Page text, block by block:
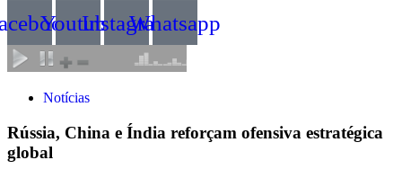
YoutubeInstagramWhatsapp
Notícias
Rússia, China e Índia reforçam ofensiva estratégica
global